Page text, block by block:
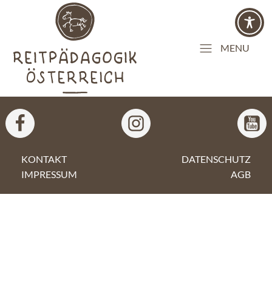
MENU
KONTAKT
DATENSCHUTZ
IMPRESSUM
AGB